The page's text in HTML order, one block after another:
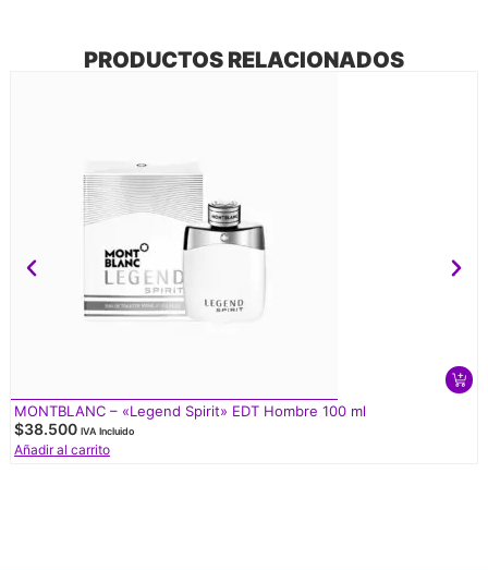
PRODUCTOS RELACIONADOS
MONTBLANC – «Legend Spirit» EDT Hombre 100 ml
$38.500 IVA Incluido
Añadir al carrito